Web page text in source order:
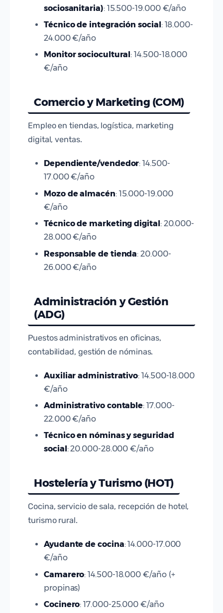
sociosanitaria): 15.500-19.000 €/año
Técnico de integración social: 18.000-
24.000 €/año
Monitor sociocultural : 14.500-18.000
€/año
Comercio y Marketing (COM)
Empleo en tiendas, logística, marketing
digital, ventas.
Dependiente/vendedor: 14.500-
17.000 €/año
Mozo de almacén: 15.000-19.000
€/año
Técnico de marketing digital: 20.000-
28.000 €/año
Responsable de tienda: 20.000-
26.000 €/año
Administración y Gestión
(ADG)
Puestos administrativos en oficinas,
contabilidad, gestión de nóminas.
Auxiliar administrativo: 14.500-18.000
€/año
Administrativo contable: 17.000-
22.000 €/año
Técnico en nóminas y seguridad
social : 20.000-28.000 €/año
Hostelería y Turismo (HOT)
Cocina, servicio de sala, recepción de hotel,
turismo rural.
Ayudante de cocina: 14.000-17.000
€/año
Camarero: 14.500-18.000 €/año (+
propinas)
Cocinero: 17.000-25.000 €/año